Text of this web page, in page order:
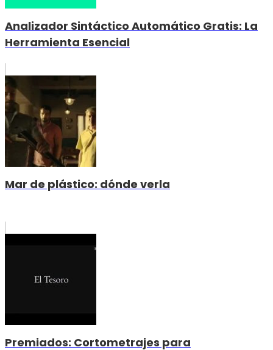
Analizador Sintáctico Automático Gratis: La
Herramienta Esencial
Mar de plástico: dónde verla
Premiados: Cortometrajes para